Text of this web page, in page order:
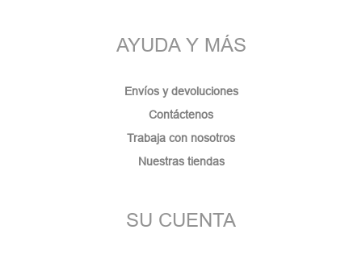
AYUDA Y MÁS
Envíos y devoluciones
Contáctenos
Trabaja con nosotros
Nuestras tiendas
SU CUENTA